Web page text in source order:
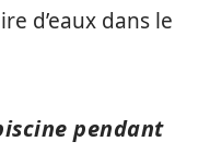
d’eaux dans le
pendant